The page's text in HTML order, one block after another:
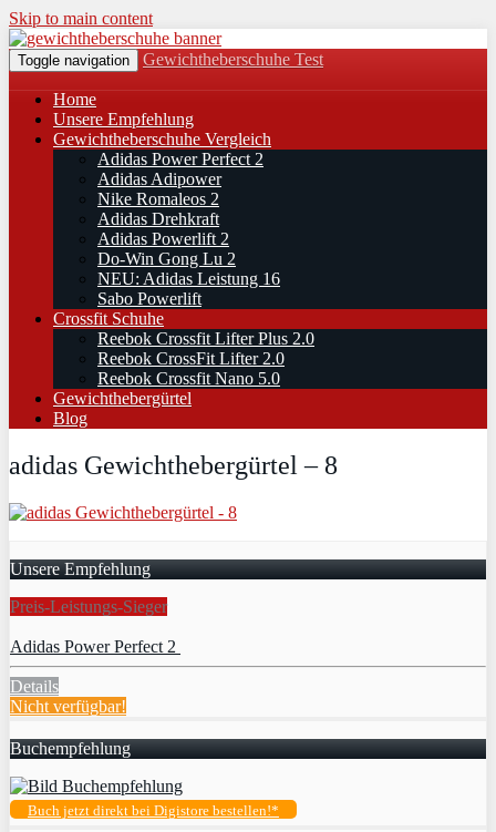
Skip to main content
Toggle navigation Gewichtheberschuhe Test
Home
Unsere Empfehlung
Gewichtheberschuhe Vergleich
Adidas Power Perfect 2
Adidas Adipower
Nike Romaleos 2
Adidas Drehkraft
Adidas Powerlift 2
Do-Win Gong Lu 2
NEU: Adidas Leistung 16
Sabo Powerlift
Crossfit Schuhe
Reebok Crossfit Lifter Plus 2.0
Reebok CrossFit Lifter 2.0
Reebok Crossfit Nano 5.0
Gewichthebergürtel
Blog
adidas Gewichthebergürtel – 8
Unsere Empfehlung
Preis-Leistungs-Sieger
Adidas Power Perfect 2
Details
Nicht verfügbar!
Buchempfehlung
Buch jetzt direkt bei Digistore bestellen!*